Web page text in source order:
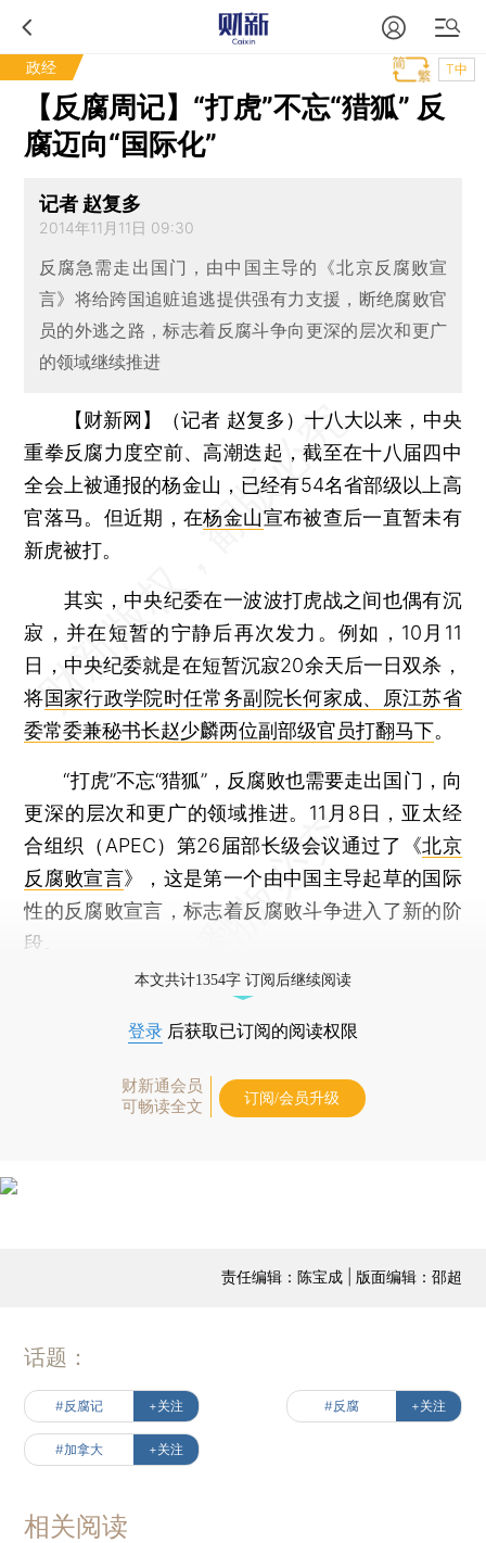
政经 T中
【反腐周记】“打虎”不忘“猎狐” 反
腐迈向“国际化”
记者 赵复多
2014年11月11日 09:30
反腐急需走出国门，由中国主导的《北京反腐败宣
言》将给跨国追赃追逃提供强有力支援，断绝腐败官
员的外逃之路，标志着反腐斗争向更深的层次和更广
的领域继续推进
【财新网】（记者 赵复多） 十八大以来，中央
重拳反腐力度空前、高潮迭起，截至在十八届四中
全会上被通报的杨金山，已经有54名省部级以上高
官落马。但近期，在杨金山宣布被查后一直暂未有
新虎被打。
其实，中央纪委在一波波打虎战之间也偶有沉
寂，并在短暂的宁静后再次发力。例如，10月11
日，中央纪委就是在短暂沉寂20余天后一日双杀，
将国家行政学院时任常务副院长何家成、原江苏省
委常委兼秘书长赵少麟两位副部级官员打翻马下。
“打虎”不忘“猎狐”，反腐败也需要走出国门，向
更深的层次和更广的领域推进。11月8日，亚太经
合组织（APEC）第26届部长级会议通过了《北京
反腐败宣言》，这是第一个由中国主导起草的国际
性的反腐败宣言，标志着反腐败斗争进入了新的阶
段。
本文共计1354字 订阅后继续阅读
登录 后获取已订阅的阅读权限
财新通会员
可畅读全文
订阅/会员升级
责任编辑：陈宝成 | 版面编辑：邵超
话题：
#反腐记 +关注 #反腐 +关注
#加拿大 +关注
相关阅读